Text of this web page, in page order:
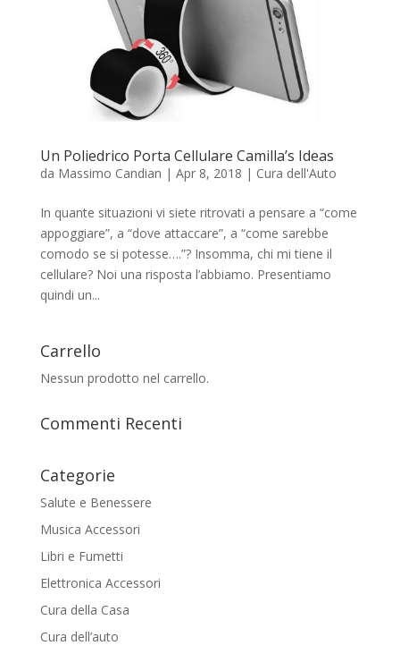
Un Poliedrico Porta Cellulare Camilla’s Ideas
da Massimo Candian | Apr 8, 2018 | Cura dell'Auto
In quante situazioni vi siete ritrovati a pensare a “come
appoggiare”, a “dove attaccare”, a “come sarebbe
comodo se si potesse….”? Insomma, chi mi tiene il
cellulare? Noi una risposta l’abbiamo. Presentiamo
quindi un...
Carrello
Nessun prodotto nel carrello.
Commenti Recenti
Categorie
Salute e Benessere
Musica Accessori
Libri e Fumetti
Elettronica Accessori
Cura della Casa
Cura dell’auto